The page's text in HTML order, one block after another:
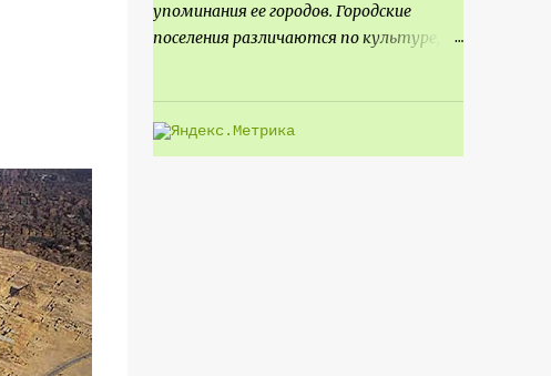
упоминания ее городов. Городские
поселения различаются по культуре,
более значимыми на протяжении всего
развития региона. Исторически